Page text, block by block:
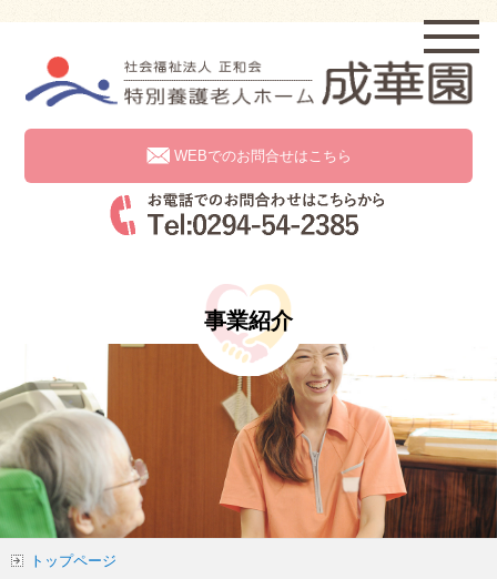
WEBでのお問合せはこちら
事業紹介
トップページ